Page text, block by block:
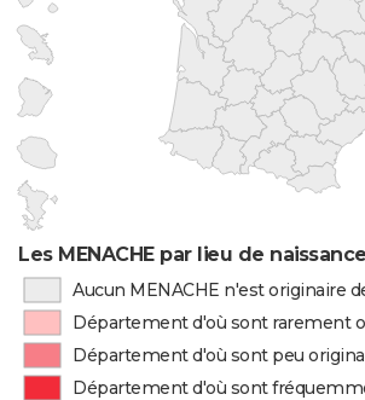
Les MENACHE par lieu de naissance
Aucun MENACHE n'est originaire
Département d'où sont rarement
Département d'où sont peu
Département d'où sont